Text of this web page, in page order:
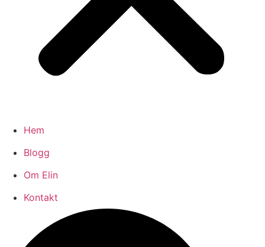
Hem
Blogg
Om Elin
Kontakt